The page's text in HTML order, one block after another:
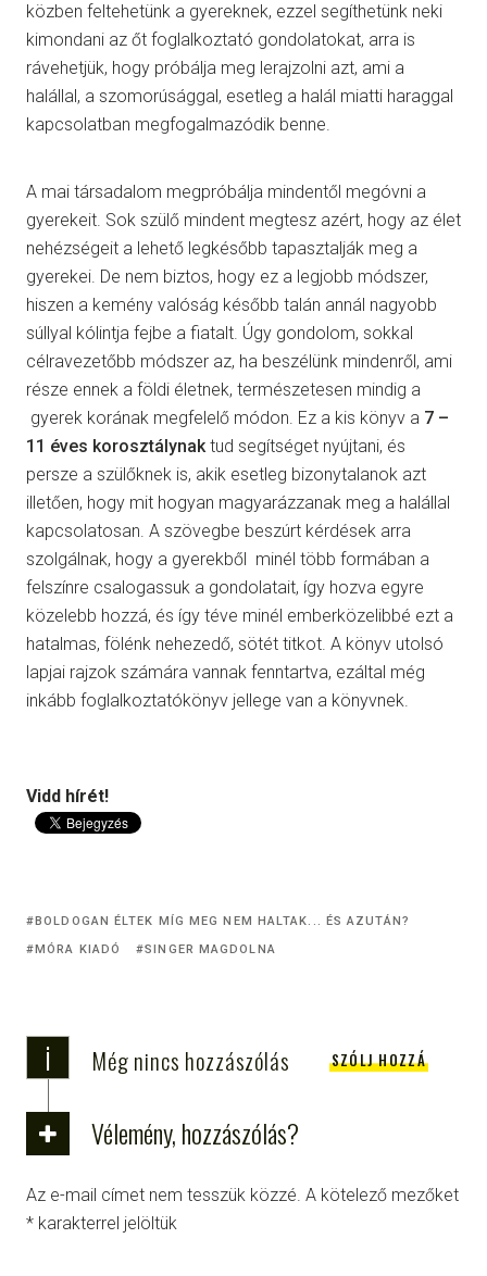
közben feltehetünk a gyereknek, ezzel segíthetünk neki
kimondani az őt foglalkoztató gondolatokat, arra is
rávehetjük, hogy próbálja meg lerajzolni azt, ami a
halállal, a szomorúsággal, esetleg a halál miatti haraggal
kapcsolatban megfogalmazódik benne.
A mai társadalom megpróbálja mindentől megóvni a
gyerekeit. Sok szülő mindent megtesz azért, hogy az élet
nehézségeit a lehető legkésőbb tapasztalják meg a
gyerekei. De nem biztos, hogy ez a legjobb módszer,
hiszen a kemény valóság később talán annál nagyobb
súllyal kólintja fejbe a fiatalt. Úgy gondolom, sokkal
célravezetőbb módszer az, ha beszélünk mindenről, ami
része ennek a földi életnek, természetesen mindig a
gyerek korának megfelelő módon. Ez a kis könyv a 7 –
11 éves korosztálynak tud segítséget nyújtani, és
persze a szülőknek is, akik esetleg bizonytalanok azt
illetően, hogy mit hogyan magyarázzanak meg a halállal
kapcsolatosan. A szövegbe beszúrt kérdések arra
szolgálnak, hogy a gyerekből minél több formában a
felszínre csalogassuk a gondolatait, így hozva egyre
közelebb hozzá, és így téve minél emberközelibbé ezt a
hatalmas, fölénk nehezedő, sötét titkot. A könyv utolsó
lapjai rajzok számára vannak fenntartva, ezáltal még
inkább foglalkoztatókönyv jellege van a könyvnek.
Vidd hírét!
BOLDOGAN ÉLTEK MÍG MEG NEM HALTAK... ÉS AZUTÁN?
MÓRA KIADÓ
SINGER MAGDOLNA
i Még nincs hozzászólás SZÓLJ HOZZÁ
Vélemény, hozzászólás?
Az e-mail címet nem tesszük közzé. A kötelező mezőket
* karakterrel jelöltük